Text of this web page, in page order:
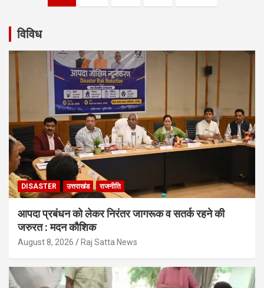
navigation
विविध
DISASTER उत्तराखंड राजनीति
आपदा प्रबंधन को लेकर निरंतर जागरूक व सतर्क रहने की
जरुरत : मदन कौशिक
August 8, 2026 Raj Satta News